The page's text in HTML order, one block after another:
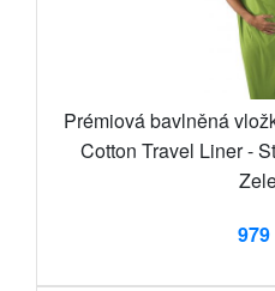
Prémiová bavlněná
Cotton Travel Liner -